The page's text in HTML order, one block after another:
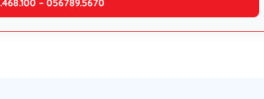
– 056789.5670